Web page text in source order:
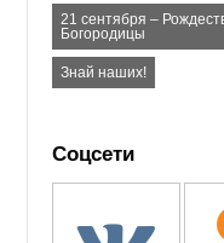
21 сентября –
Богородицы
Знай наших!
Соцсети